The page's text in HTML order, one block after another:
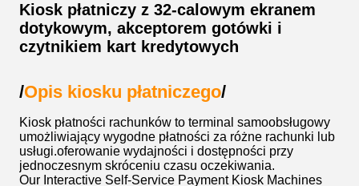
Kiosk płatniczy z 32-calowym ekranem
dotykowym, akceptorem gotówki i
czytnikiem kart kredytowych
/Opis kiosku płatniczego/
Kiosk płatności rachunków to terminal samoobsługowy
umożliwiający wygodne płatności za różne rachunki lub
usługi.oferowanie wydajności i dostępności przy
jednoczesnym skróceniu czasu oczekiwania.
Our Interactive Self-Service Payment Kiosk Machines